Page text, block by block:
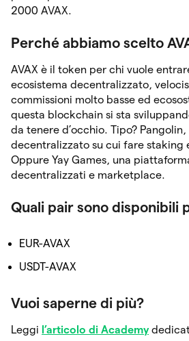
2000 AVAX.
Perché abbiamo scelto
AVAX è il token per chi vuole
ecosistema decentralizzato,
commissioni molto basse ed
questa blockchain si sta
da tenere d’occhio. Tipo?
decentralizzato su cui fare staking
Oppure Yay Games, una
decentralizzati e marketplace.
Quali pair sono disponibili
EUR-AVAX
USDT-AVAX
Vuoi saperne di più?
Leggi l’articolo di Academy